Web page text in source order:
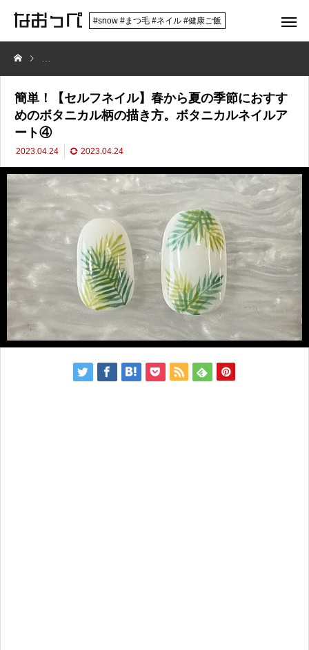
#snow #まつ毛 #ネイル #健康ご飯
簡単！【セルフネイル】春から夏の季節におすすめのボタニカル柄の
簡単！【セルフネイル】春から夏の季節におすす
めのボタニカル柄の描き方。ボタニカルネイルア
ート④
2023.04.24 2023.04.24